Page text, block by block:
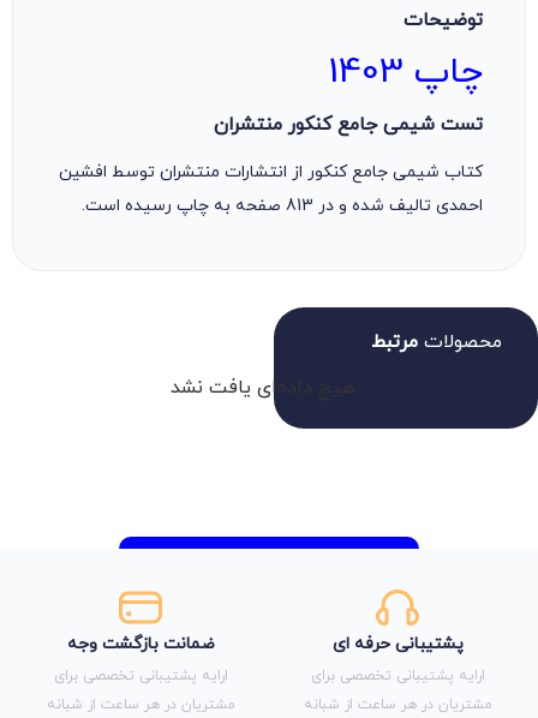
توضیحات
چاپ 1403
تست شیمی جامع کنکور منتشران
کتاب شیمی جامع کنکور از انتشارات منتشران توسط افشین
احمدی تالیف شده و در 813 صفحه به چاپ رسیده است.
محصولات مرتبط
هیچ داده‌ای یافت نشد
پشتیبانی حرفه ای
ارایه پشتیبانی تخصصی برای
مشتریان در هر ساعت از شبانه
ضمانت بازگشت وجه
ارایه پشتیبانی تخصصی برای
مشتریان در هر ساعت از شبانه